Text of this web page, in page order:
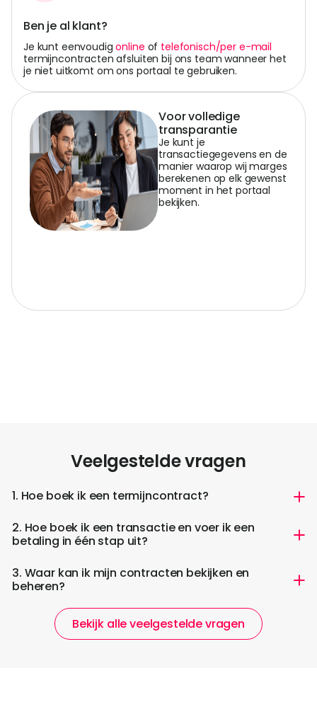
Ben je al klant?
Je kunt eenvoudigonline of telefonisch/per e-mail
termijncontracten afsluiten bij ons team wanneer het
je niet uitkomt om ons portaal te gebruiken.
Voor volledige
transparantie
Je kunt je
transactiegegevens en de
manier waarop wij marges
berekenen op elk gewenst
moment in het portaal
bekijken.
Veelgestelde vragen
1. Hoe boek ik een termijncontract?
2. Hoe boek ik een transactie en voer ik een
betaling in één stap uit?
3. Waar kan ik mijn contracten bekijken en
beheren?
Bekijk alle veelgestelde vragen